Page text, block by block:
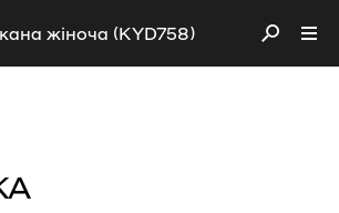
жіноча (KYD758)